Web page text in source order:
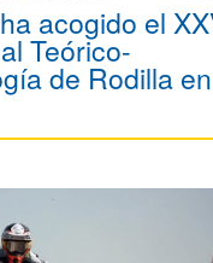
acogido el
Teórico-
de Rodilla en